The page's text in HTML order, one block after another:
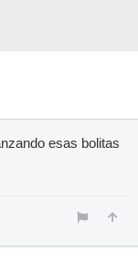
esas bolitas